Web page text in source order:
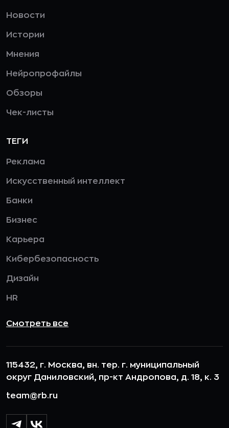
Новости
Истории
Мнения
Нейропрофайлы
Обзоры
Чек-листы
ТЕГИ
Реклама
Искусственный интеллект
Банки
Бизнес
Карьера
Кибербезопасность
Дизайн
HR
Смотреть все
115432, г. Москва, вн. тер. г. муниципальный
округ Даниловский, пр-кт Андропова, д. 18, к. 3
team@rb.ru